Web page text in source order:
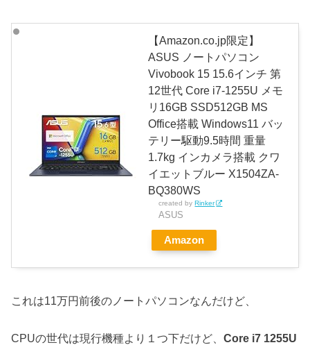
【Amazon.co.jp限定】
ASUS ノートパソコン
Vivobook 15 15.6インチ 第
12世代 Core i7-1255U メモ
リ16GB SSD512GB MS
Office搭載 Windows11 バッ
テリー駆動9.5時間 重量
1.7kg インカメラ搭載 クワ
イエットブルー X1504ZA-
BQ380WS
created byRinker
ASUS
Amazon
これは11万円前後のノートパソコンなんだけど、
CPUの世代は現行機種より１つ下だけど、Core i7 1255U